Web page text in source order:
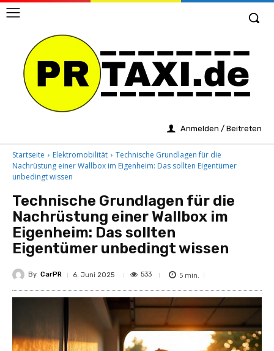
Anmelden / Beitreten
Startseite Elektromobilität
Technische Grundlagen für die
Nachrüstung einer Wallbox im Eigenheim: Das sollten Eigentümer
unbedingt wissen
Technische Grundlagen für die
Nachrüstung einer Wallbox im
Eigenheim: Das sollten
Eigentümer unbedingt wissen
By CarPR 6. Juni 2025 533 5 min.